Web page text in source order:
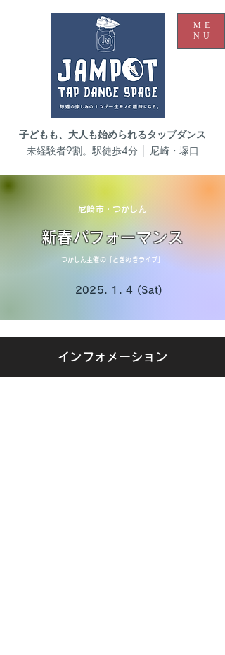
ME
NU
子どもも、大人も始められるタップダンス
未経験者9割。駅徒歩4分 │ 尼崎・塚口
尼崎市・つかしん
新春パフォーマンス
つかしん主催の「ときめきライブ」
2025. 1. 4 (Sat)
インフォメーション